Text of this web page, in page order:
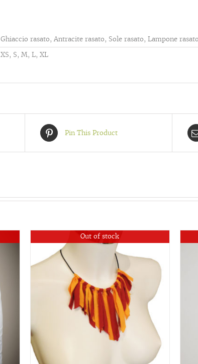
Ghiaccio rasato, Antracite rasato, Sole rasato, Lampone
XS, S, M, L, XL
Pin This Product
Out of stock